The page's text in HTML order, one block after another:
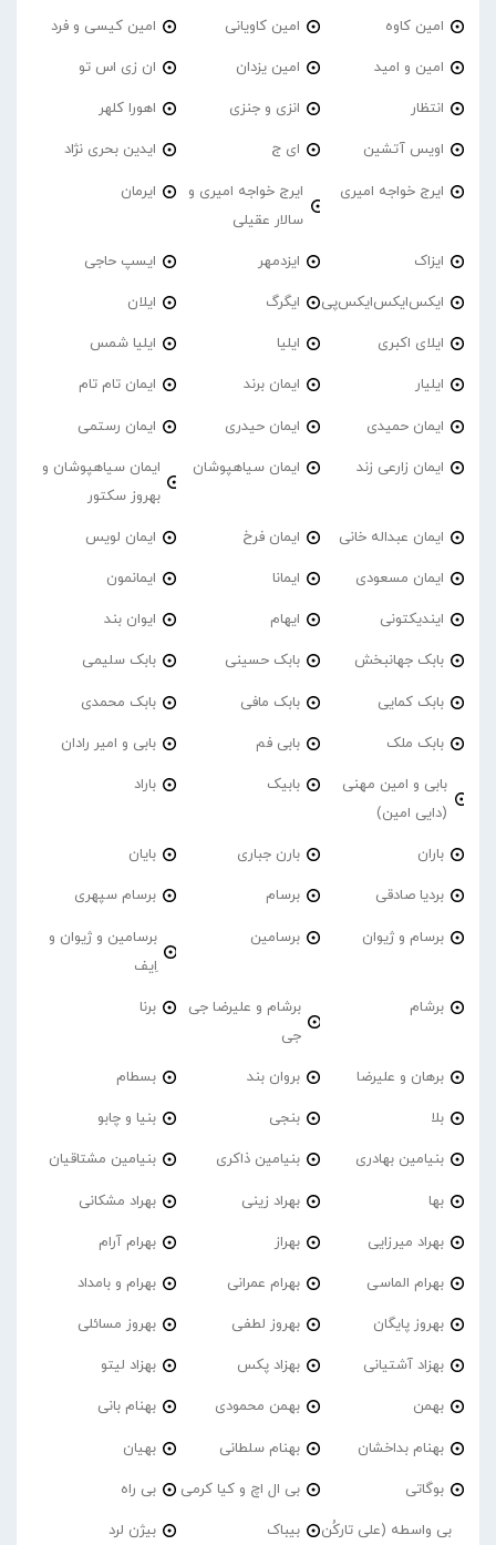
امین کاوه امین کاویانی امین کیسی و فرد
امین و امید امین یزدان ان زی اس تو
انتظار انزی و جنزی اهورا کلهر
اویس آتشین ای ج ایدین بحری نژاد
ایرج خواجه امیری
ایرج خواجه امیری و
سالار عقیلی
ایرمان
ایزاک ایزدمهر ایسپ حاجی
ایکس‌ایکس‌ایکس‌پی ایگرگ ایلان
ایلای اکبری ایلیا ایلیا شمس
ایلیار ایمان برند ایمان تام تام
ایمان حمیدی ایمان حیدری ایمان رستمی
ایمان زارعی زند ایمان سیاهپوشان
ایمان سیاهپوشان و
بهروز سکتور
ایمان عبداله خانی ایمان فرخ ایمان لویس
ایمان مسعودی ایمانا ایمانمون
ایندیکتونی ایهام ایوان بند
بابک جهانبخش بابک حسینی بابک سلیمی
بابک کمایی بابک مافی بابک محمدی
بابک ملک بابی فم بابی و امیر رادان
بابی و امین مهنی
(دایی امین)
بابیک باراد
باران بارن جباری بایان
بردیا صادقی برسام برسام سپهری
برسام و ژیوان برسامین
برسامین و ژیوان و
اِیف
برشام
برشام و علیرضا جی
جی
برنا
برهان و علیرضا بروان بند بسطام
بلا بنجی بنیا و چابو
بنیامین بهادری بنیامین ذاکری بنیامین مشتاقیان
بها بهراد زینی بهراد مشکانی
بهراد میرزایی بهراز بهرام آرام
بهرام الماسی بهرام عمرانی بهرام و بامداد
بهروز پایگان بهروز لطفی بهروز مسائلی
بهزاد آشتیانی بهزاد پکس بهزاد لیتو
بهمن بهمن محمودی بهنام بانی
بهنام بداخشان بهنام سلطانی بهیان
بوگاتی بی ال اچ و کیا کرمی بی راه
بی واسطه (علی تارکُن
بیباک بیژن لرد